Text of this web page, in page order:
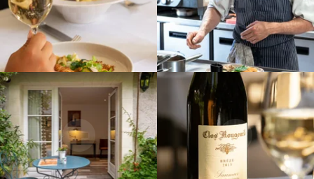
Nousécrire